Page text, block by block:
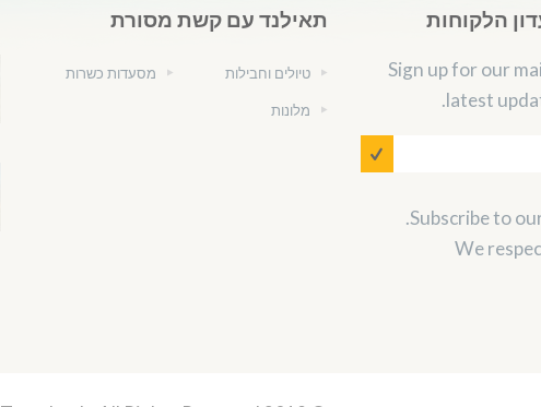
הלקוחות
Sign up for our
latest
We
תאילנד עם קשת מסורת
טיולים וחבילות
מלונות
מסעדות כשרות